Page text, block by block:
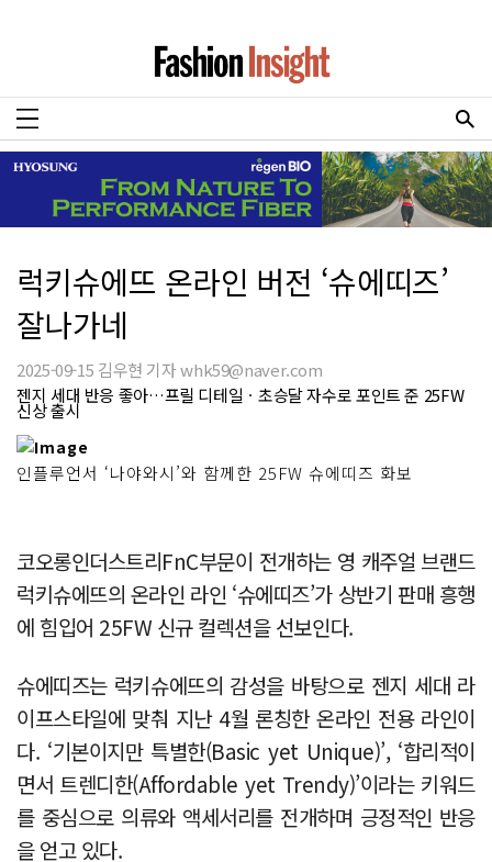
럭키슈에뜨 온라인 버전 ‘슈에띠즈’
잘나가네
2025-09-15 김우현 기자 whk59@naver.com
젠지 세대 반응 좋아…프릴 디테일ㆍ초승달 자수로 포인트 준 25FW
신상 출시
인플루언서 ‘나야와시’와 함께한 25FW 슈에띠즈 화보
코오롱인더스트리FnC부문이 전개하는 영 캐주얼 브랜드
럭키슈에뜨의 온라인 라인 ‘슈에띠즈’가 상반기 판매 흥행
에 힘입어 25FW 신규 컬렉션을 선보인다.
슈에띠즈는 럭키슈에뜨의 감성을 바탕으로 젠지 세대 라
이프스타일에 맞춰 지난 4월 론칭한 온라인 전용 라인이
다. ‘기본이지만 특별한(Basic yet Unique)’, ‘합리적이
면서 트렌디한(Affordable yet Trendy)’이라는 키워드
를 중심으로 의류와 액세서리를 전개하며 긍정적인 반응
을 얻고 있다.